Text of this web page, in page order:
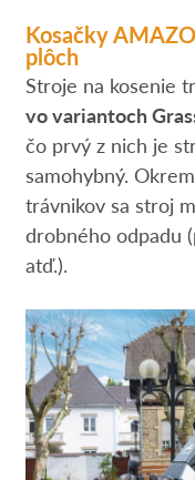
Kosačky
plôch
Stroje na kosenie
vo variantoch
čo prvý z nich je
samohybný.
trávnikov sa stroj
drobného odpadu
atď.).